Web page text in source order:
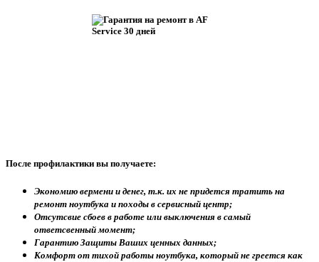
После профилактики вы получаете:
Экономию вермени и денег, т.к. их не придется тратить на
ремонт ноутбука и походы в сервисный центр;
Отсутсвие сбоев в работе или выключения в самый
ответсвенный момент;
Гарантию Защиты Ваших ценных данных;
Комфорт от тихой работы ноутбука, который не греется как